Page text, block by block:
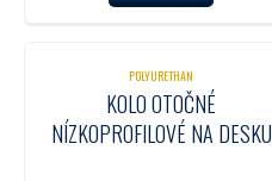
POLYURETHAN
KOLO OTOČNÉ
NÍZKOPROFILOVÉ NA DESKU